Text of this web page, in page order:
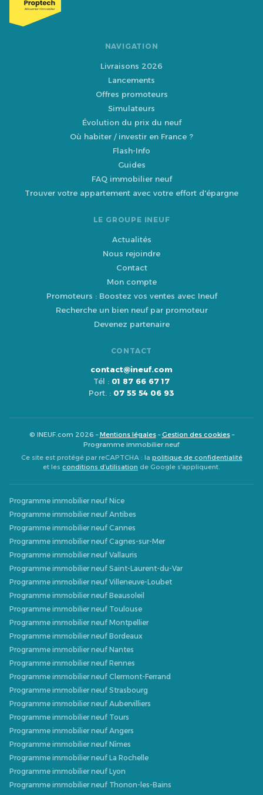
NAVIGATION
Livraisons 2026
Lancements
Offres promoteurs
Simulateurs
Évolution du prix du neuf
Où habiter / investir en France ?
Flash-Info
Guides
FAQ immobilier neuf
Trouver votre appartement avec votre effort d'épargne
LE GROUPE INEUF
Actualités
Nous rejoindre
Contact
Mon compte
Promoteurs : Boostez vos ventes avec Ineuf
Recherche un bien neuf par promoteur
Devenez partenaire
CONTACT
contact@ineuf.com
Tél : 01 87 66 67 17
Port. : 07 55 54 06 93
© INEUF.com 2026 –Mentions légales–Gestion des cookies–
Programme immobilier neuf
Ce site est protégé par reCAPTCHA : la politique de confidentialité
et les conditions d’utilisation de Google s’appliquent.
Programme immobilier neuf Nice
Programme immobilier neuf Antibes
Programme immobilier neuf Cannes
Programme immobilier neuf Cagnes-sur-Mer
Programme immobilier neuf Vallauris
Programme immobilier neuf Saint-Laurent-du-Var
Programme immobilier neuf Villeneuve-Loubet
Programme immobilier neuf Beausoleil
Programme immobilier neuf Toulouse
Programme immobilier neuf Montpellier
Programme immobilier neuf Bordeaux
Programme immobilier neuf Nantes
Programme immobilier neuf Rennes
Programme immobilier neuf Clermont-Ferrand
Programme immobilier neuf Strasbourg
Programme immobilier neuf Aubervilliers
Programme immobilier neuf Tours
Programme immobilier neuf Angers
Programme immobilier neuf Nîmes
Programme immobilier neuf La Rochelle
Programme immobilier neuf Lyon
Programme immobilier neuf Thonon-les-Bains